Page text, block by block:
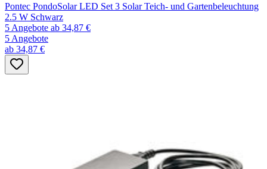
Pontec PondoSolar LED Set 3 Solar Teich- und Gartenbeleuchtung
2.5 W Schwarz
5 Angebote ab 34,87 €
5 Angebote
ab 34,87 €